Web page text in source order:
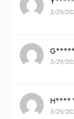
5/29/
5/29/
H****
5/29/